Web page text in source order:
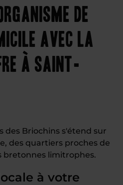
de
avec la
à Saint-
des Briochins s'étend sur
des quartiers proches de
bretonnes limitrophes.
à votre